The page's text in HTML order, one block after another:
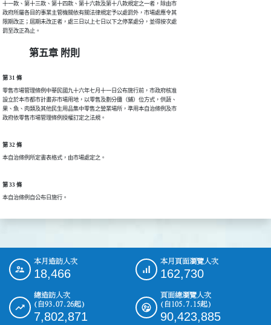
十一款、第十三款、第十四款、第十六款及第十八款規定之一者，除由市
政府所屬各目的事業主管機關依有關法律規定予以處罰外，市場處應令其
限期改正；屆期未改正者，處三日以上七日以下之停業處分，並得按次處
罰至改正為止。
第五章 附則
第 31 條
零售市場管理條例中華民國九十六年七月十一日公布施行前，市政府核准
設立於本市都市計畫非市場用地，以零售及劃分攤（鋪）位方式，供蔬、
果、魚、肉類及其他民生用品集中零售之營業場所，準用本自治條例及市
政府依零售市場管理條例授權訂定之法規。
第 32 條
本自治條例所定書表格式，由市場處定之。
第 33 條
本自治條例自公布日施行。
::: 本月造訪人次
18,466
本月頁面瀏覽人次
162,730
總造訪人次
(自93.07.26起)
7,802,871
頁面總瀏覽人次
(自105.7.15起)
90,423,885